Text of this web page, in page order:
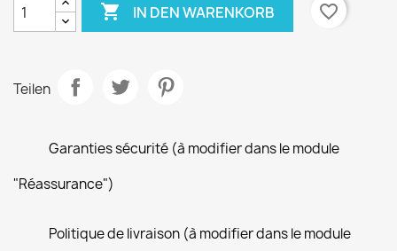
 IN DEN WARENKORB favorite_border
Teilen
Garanties sécurité (à modifier dans le module
"Réassurance")
Politique de livraison (à modifier dans le module